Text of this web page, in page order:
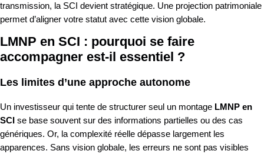
transmission, la SCI devient stratégique. Une projection patrimoniale
permet d’aligner votre statut avec cette vision globale.
LMNP en SCI : pourquoi se faire
accompagner est-il essentiel ?
Les limites d’une approche autonome
Un investisseur qui tente de structurer seul un montage LMNP en
SCI se base souvent sur des informations partielles ou des cas
génériques. Or, la complexité réelle dépasse largement les
apparences. Sans vision globale, les erreurs ne sont pas visibles